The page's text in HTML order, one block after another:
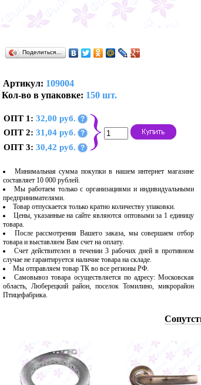
Поделиться…
Артикул: 109004
Кол-во в упаковке: 150 шт.
ОПТ 1: 32,00 руб. ?
ОПТ 2: 31,04 руб. ?
ОПТ 3: 30,42 руб. ?
Минимальная сумма покупки в нашем интернет магазине
составляет 10 000 рублей.
Мы работаем только с организациями и индивидуальными
предпринимателями.
Товар отпускается только кратно количеству упаковки.
Цены, указанные на сайте являются оптовыми за 1 единицу
товара.
После рассмотрения Вашего заказа, мы совершаем отбор
товара и выставляем Вам счет на оплату.
Счет действителен в течении 3 рабочих дней в противном
случае не гарантируется наличие товара на складе.
Мы отправляем товар ТК во все регионы РФ.
Самовывоз товара осуществляется по адресу: Московская
область, Люберецкий район, поселок Томилино, микрорайон
Птицефабрика.